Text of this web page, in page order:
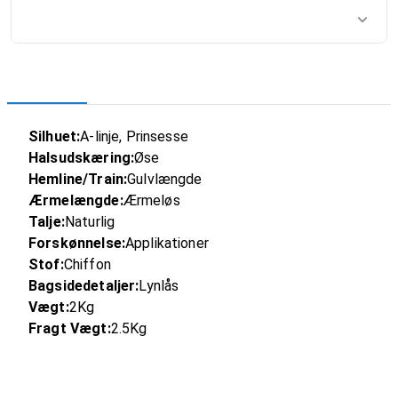
Silhuet:A-linje, Prinsesse
Halsudskæring:Øse
Hemline/Train:Gulvlængde
Ærmelængde:Ærmeløs
Talje:Naturlig
Forskønnelse:Applikationer
Stof:Chiffon
Bagsidedetaljer:Lynlås
Vægt:2Kg
Fragt Vægt:2.5Kg